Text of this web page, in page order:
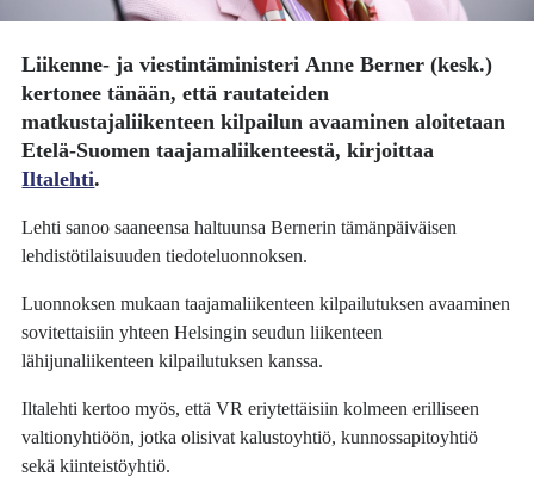
Liikenne- ja viestintäministeriAnne Berner (kesk.)
kertonee tänään, että rautateiden
matkustajaliikenteen kilpailun avaaminen aloitetaan
Etelä-Suomen taajamaliikenteestä, kirjoittaa
Iltalehti.
Lehti sanoo saaneensa haltuunsa Bernerin tämänpäiväisen
lehdistötilaisuuden tiedoteluonnoksen.
Luonnoksen mukaan taajamaliikenteen kilpailutuksen avaaminen
sovitettaisiin yhteen Helsingin seudun liikenteen
lähijunaliikenteen kilpailutuksen kanssa.
Iltalehti kertoo myös, että VR eriytettäisiin kolmeen erilliseen
valtionyhtiöön, jotka olisivat kalustoyhtiö, kunnossapitoyhtiö
sekä kiinteistöyhtiö.